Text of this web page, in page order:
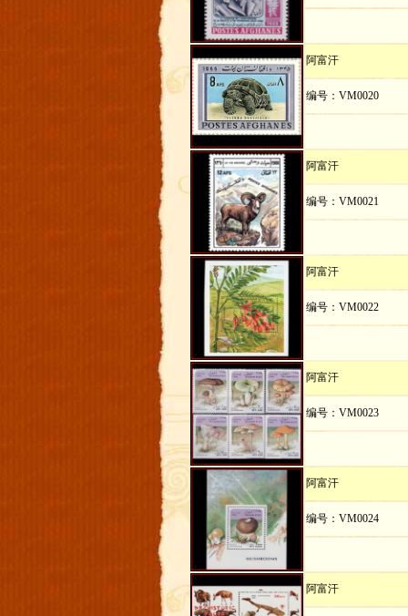
阿富汗
编号：VM0020
阿富汗
编号：VM0021
阿富汗
编号：VM0022
阿富汗
编号：VM0023
阿富汗
编号：VM0024
阿富汗